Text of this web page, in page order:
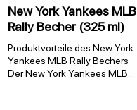
New York Yankees MLB
Rally Becher (325 ml)
Produktvorteile des New York
Yankees MLB Rally Bechers
Der New York Yankees MLB